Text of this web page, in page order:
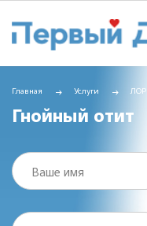
Главная Услуги ЛОР
Гнойный отит
Ваше имя